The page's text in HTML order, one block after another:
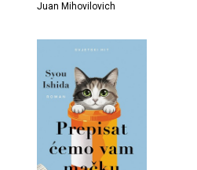
Juan Mihovilovich